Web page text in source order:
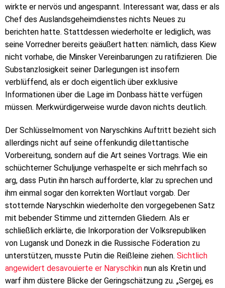
wirkte er nervös und angespannt. Interessant war, dass er als
Chef des Auslandsgeheimdienstes nichts Neues zu
berichten hatte. Stattdessen wiederholte er lediglich, was
seine Vorredner bereits geäußert hatten: nämlich, dass Kiew
nicht vorhabe, die Minsker Vereinbarungen zu ratifizieren. Die
Substanzlosigkeit seiner Darlegungen ist insofern
verblüffend, als er doch eigentlich über exklusive
Informationen über die Lage im Donbass hätte verfügen
müssen. Merkwürdigerweise wurde davon nichts deutlich.
Der Schlüsselmoment von Naryschkins Auftritt bezieht sich
allerdings nicht auf seine offenkundig dilettantische
Vorbereitung, sondern auf die Art seines Vortrags. Wie ein
schüchterner Schuljunge verhaspelte er sich mehrfach so
arg, dass Putin ihn harsch aufforderte, klar zu sprechen und
ihm einmal sogar den korrekten Wortlaut vorgab. Der
stotternde Naryschkin wiederholte den vorgegebenen Satz
mit bebender Stimme und zitternden Gliedern. Als er
schließlich erklärte, die Inkorporation der Volksrepubliken
von Lugansk und Donezk in die Russische Föderation zu
unterstützen, musste Putin die Reißleine ziehen. Sichtlich
angewidert desavouierte er Naryschkin nun als Kretin und
warf ihm düstere Blicke der Geringschätzung zu. „Sergej, es